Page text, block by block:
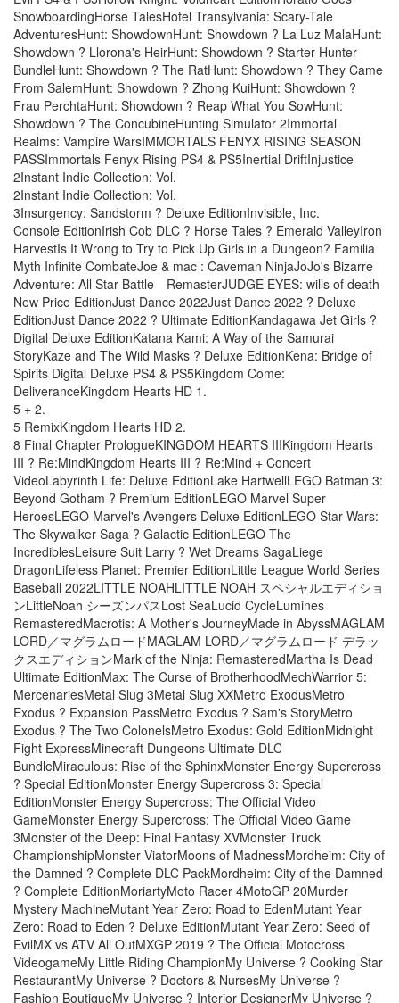
SnowboardingHorse TalesHotel Transylvania: Scary-Tale
AdventuresHunt: ShowdownHunt: Showdown ? La Luz MalaHunt:
Showdown ? Llorona's HeirHunt: Showdown ? Starter Hunter
BundleHunt: Showdown ? The RatHunt: Showdown ? They Came
From SalemHunt: Showdown ? Zhong KuiHunt: Showdown ?
Frau PerchtaHunt: Showdown ? Reap What You SowHunt:
Showdown ? The ConcubineHunting Simulator 2Immortal
Realms: Vampire WarsIMMORTALS FENYX RISING SEASON
PASSImmortals Fenyx Rising PS4 & PS5Inertial DriftInjustice
2Instant Indie Collection: Vol.
2Instant Indie Collection: Vol.
3Insurgency: Sandstorm ? Deluxe EditionInvisible, Inc.
Console EditionIrish Cob DLC ? Horse Tales ? Emerald ValleyIron
HarvestIs It Wrong to Try to Pick Up Girls in a Dungeon? Familia
Myth Infinite CombateJoe & mac : Caveman NinjaJoJo's Bizarre
Adventure: All Star Battle RemasterJUDGE EYES: wills of death
New Price EditionJust Dance 2022Just Dance 2022 ? Deluxe
EditionJust Dance 2022 ? Ultimate EditionKandagawa Jet Girls ?
Digital Deluxe EditionKatana Kami: A Way of the Samurai
StoryKaze and The Wild Masks ? Deluxe EditionKena: Bridge of
Spirits Digital Deluxe PS4 & PS5Kingdom Come:
DeliveranceKingdom Hearts HD 1.
5 + 2.
5 RemixKingdom Hearts HD 2.
8 Final Chapter PrologueKINGDOM HEARTS IIIKingdom Hearts
III ? Re:MindKingdom Hearts III ? Re:Mind + Concert
VideoLabyrinth Life: Deluxe EditionLake HartwellLEGO Batman 3:
Beyond Gotham ? Premium EditionLEGO Marvel Super
HeroesLEGO Marvel's Avengers Deluxe EditionLEGO Star Wars:
The Skywalker Saga ? Galactic EditionLEGO The
IncrediblesLeisure Suit Larry ? Wet Dreams SagaLiege
DragonLifeless Planet: Premier EditionLittle League World Series
Baseball 2022LITTLE NOAHLITTLE NOAH スペシャルエディショ
ンLittleNoah シーズンパスLost SeaLucid CycleLumines
RemasteredMacrotis: A Mother's JourneyMade in AbyssMAGLAM
LORD／マグラムロードMAGLAM LORD／マグラムロード デラッ
クスエディションMark of the Ninja: RemasteredMartha Is Dead
Ultimate EditionMax: The Curse of BrotherhoodMechWarrior 5:
MercenariesMetal Slug 3Metal Slug XXMetro ExodusMetro
Exodus ? Expansion PassMetro Exodus ? Sam's StoryMetro
Exodus ? The Two ColonelsMetro Exodus: Gold EditionMidnight
Fight ExpressMinecraft Dungeons Ultimate DLC
BundleMiraculous: Rise of the SphinxMonster Energy Supercross
? Special EditionMonster Energy Supercross 3: Special
EditionMonster Energy Supercross: The Official Video
GameMonster Energy Supercross: The Official Video Game
3Monster of the Deep: Final Fantasy XVMonster Truck
ChampionshipMonster ViatorMoons of MadnessMordheim: City of
the Damned ? Complete DLC PackMordheim: City of the Damned
? Complete EditionMoriartyMoto Racer 4MotoGP 20Murder
Mystery MachineMutant Year Zero: Road to EdenMutant Year
Zero: Road to Eden ? Deluxe EditionMutant Year Zero: Seed of
EvilMX vs ATV All OutMXGP 2019 ? The Official Motocross
VideogameMy Little Riding ChampionMy Universe ? Cooking Star
RestaurantMy Universe ? Doctors & NursesMy Universe ?
Fashion BoutiqueMy Universe ? Interior DesignerMy Universe ?